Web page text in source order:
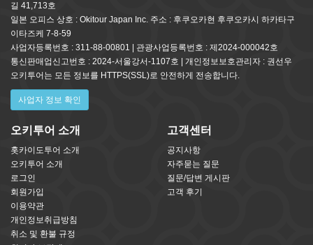
길 41,713호
일본 오피스 상호 : Okitour Japan Inc. 주소 : 후쿠오카현 후쿠오카시 하카타구
이타즈케 7-8-59
사업자등록번호 : 311-88-00801 | 관광사업등록번호 : 제2024-000042호
통신판매업신고번호 : 2024-서울강서-1107호 | 개인정보보호관리자 : 권선우
오키투어는 모든 정보를 HTTPS(SSL)로 안전하게 전송합니다.
사업자 정보 확인
오키투어 소개
홋카이도투어 소개
오키투어 소개
로그인
회원가입
이용약관
개인정보취급방침
취소 및 환불 규정
고객센터
공지사항
자주묻는 질문
질문/답변 게시판
고객 후기